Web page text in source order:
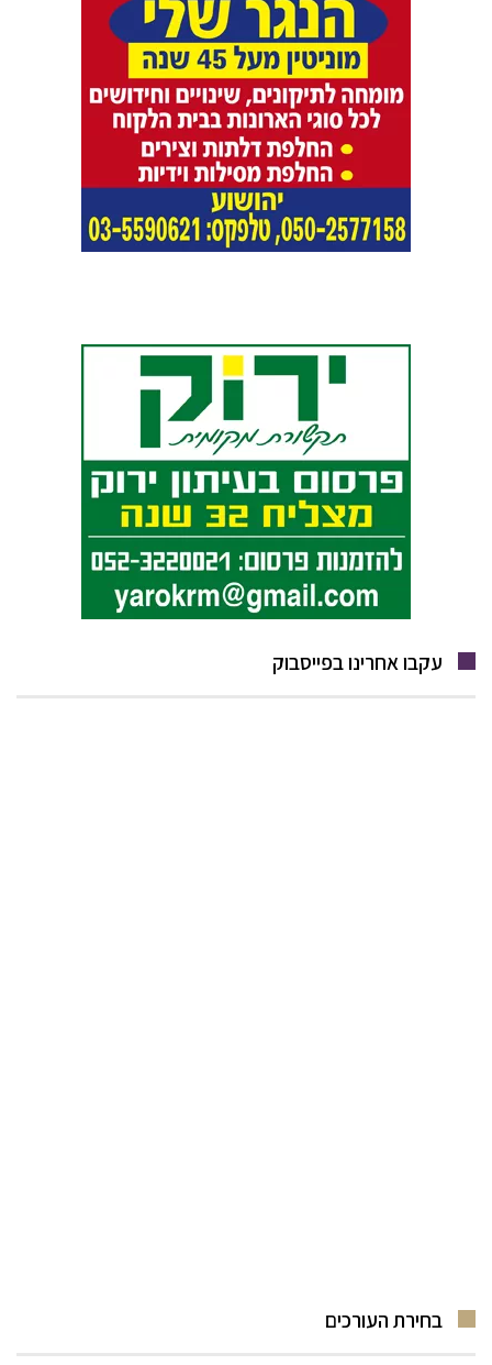
עקבו אחרינו בפייסבוק
בחירת העורכים